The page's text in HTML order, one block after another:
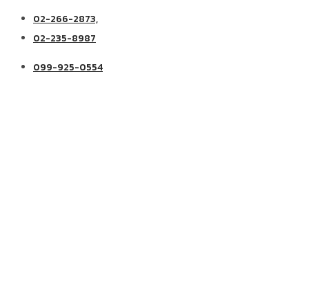
02-266-2873,
02-235-8987
099-925-0554